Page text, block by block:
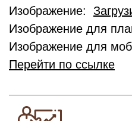
Изображение:
Изображение для
Изображение для
Перейти по ссылке